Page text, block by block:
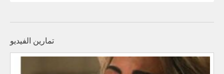
تمارين الفيديو